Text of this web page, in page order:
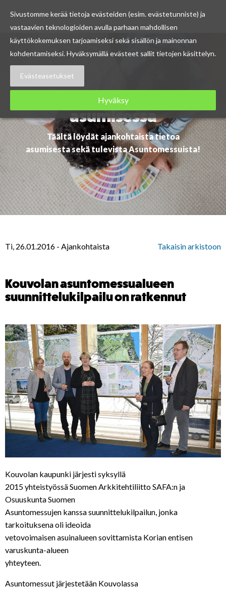
Skip
Ajankohtaista
asumisessa
Täältä löydät ajankohtaista tietoa
asumisesta sekä tulevista Asuntomessuista!
Ti, 26.01.2016 - Ajankohtaista Takaisin arkistoon
Kouvolan asuntomessualueen
suunnittelukilpailu on ratkennut
Kouvolan kaupunki järjesti syksyllä
2015 yhteistyössä Suomen Arkkitehtiliitto SAFA:n ja
Osuuskunta Suomen
Asuntomessujen kanssa suunnittelukilpailun, jonka
tarkoituksena oli ideoida
vetovoimaisen asuinalueen sovittamista Korian entisen
varuskunta-alueen
yhteyteen.
Asuntomessut järjestetään Kouvolassa
Sivustomme kerää tietoja evästeiden (esim. evästetunniste) ja
vastaavien teknologioiden avulla parhaan mahdollisen
käyttökokemuksen tarjoamiseksi sekä sisällön ja mainonnan
kohdentamiseksi. Hyväksymällä evästeet sallit tietojen käsittelyn.
Evästeasetukset
Hyväksy